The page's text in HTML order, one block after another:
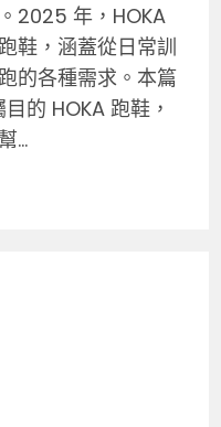
2025 年，HOKA
鞋，涵蓋從日常訓
的各種需求。本篇
的 HOKA 跑鞋，
...